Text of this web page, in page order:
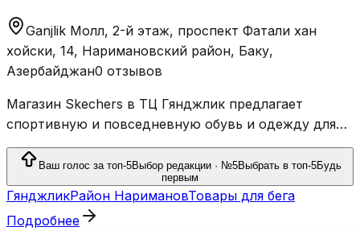
Ganjlik Молл, 2-й этаж, проспект Фатали хан
хойски, 14, Наримановский район, Баку,
Азербайджан0 отзывов
Магазин Skechers в ТЦ Гянджлик предлагает
спортивную и повседневную обувь и одежду для
всей семьи.
Ваш голос за топ-5Выбор редакции · №5Выбрать в топ-5Будь
первым
ГянджликРайон НаримановТовары для бега
Подробнее